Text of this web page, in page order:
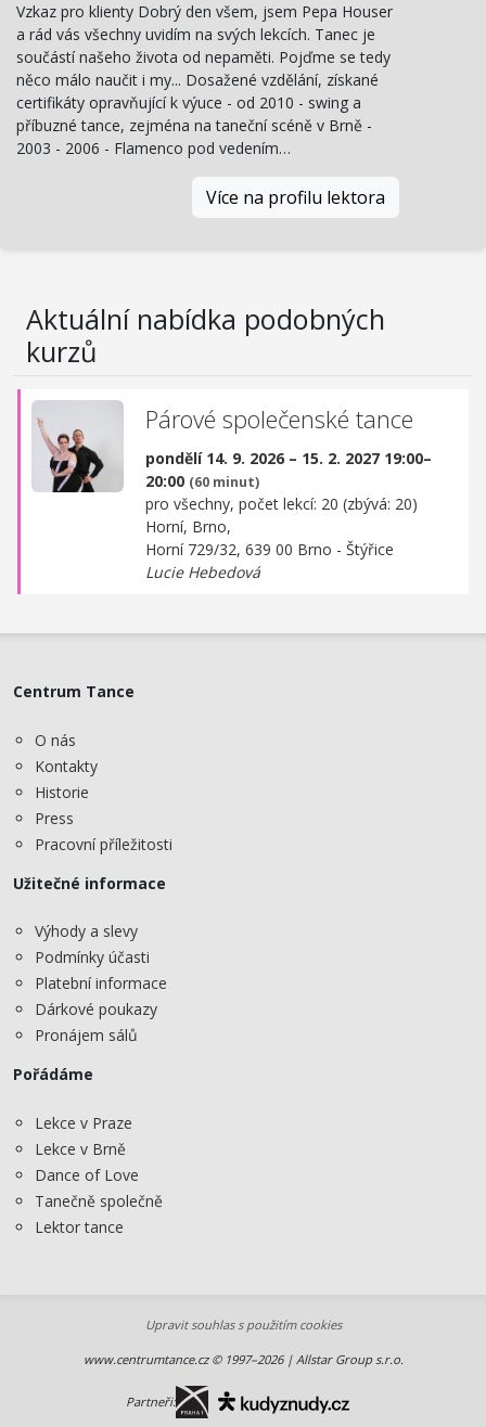
Vzkaz pro klienty Dobrý den všem, jsem Pepa Houser
a rád vás všechny uvidím na svých lekcích. Tanec je
součástí našeho života od nepaměti. Pojďme se tedy
něco málo naučit i my... Dosažené vzdělání, získané
certifikáty opravňující k výuce - od 2010 - swing a
příbuzné tance, zejména na taneční scéně v Brně -
2003 - 2006 - Flamenco pod vedením…
Více na profilu lektora
Aktuální nabídka podobných
kurzů
Párové společenské tance
pondělí 14. 9. 2026 – 15. 2. 2027 19:00–
20:00 (60 minut)
pro všechny, počet lekcí: 20 (zbývá: 20)
Horní, Brno,
Horní 729/32, 639 00 Brno - Štýřice
Lucie Hebedová
Centrum Tance
O nás
Kontakty
Historie
Press
Pracovní příležitosti
Užitečné informace
Výhody a slevy
Podmínky účasti
Platební informace
Dárkové poukazy
Pronájem sálů
Pořádáme
Lekce v Praze
Lekce v Brně
Dance of Love
Tanečně společně
Lektor tance
Upravit souhlas s použitím cookies
www.centrumtance.cz © 1997–2026 | Allstar Group s.r.o.
Partneři: